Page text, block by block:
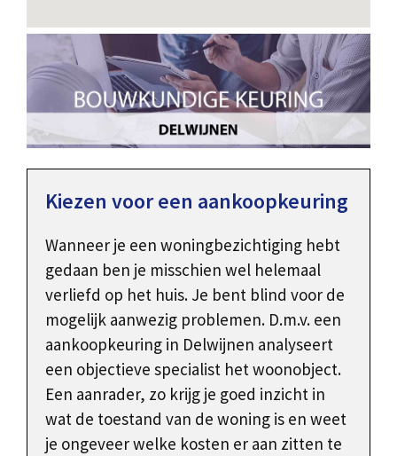
Kiezen voor een aankoopkeuring
Wanneer je een woningbezichtiging hebt
gedaan ben je misschien wel helemaal
verliefd op het huis. Je bent blind voor de
mogelijk aanwezig problemen. D.m.v. een
aankoopkeuring in Delwijnen analyseert
een objectieve specialist het woonobject.
Een aanrader, zo krijg je goed inzicht in
wat de toestand van de woning is en weet
je ongeveer welke kosten er aan zitten te